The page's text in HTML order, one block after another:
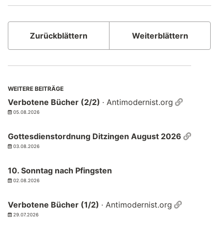
Zurückblättern Weiterblättern
WEITERE BEITRÄGE
Verbotene Bücher (2/2) · Antimodernist.org
05.08.2026
Gottesdienstordnung Ditzingen August 2026
03.08.2026
10. Sonntag nach Pfingsten
02.08.2026
Verbotene Bücher (1/2) · Antimodernist.org Permalink
29.07.2026